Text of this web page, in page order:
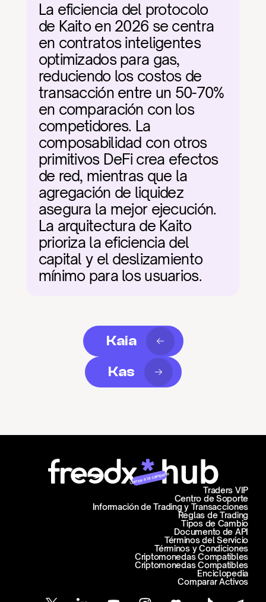
La eficiencia del protocolo
de Kaito en 2026 se centra
en contratos inteligentes
optimizados para gas,
reduciendo los costos de
transacción entre un 50-70%
en comparación con los
competidores. La
composabilidad con otros
primitivos DeFi crea efectos
de red, mientras que la
agregación de liquidez
asegura la mejor ejecución.
La arquitectura de Kaito
prioriza la eficiencia del
capital y el deslizamiento
mínimo para los usuarios.
Kaia
Kas
Unirse a la campaña
Centro de Soporte
Información de Trading y Transacciones
Traders VIP
Reglas de Trading
Tipos de Cambio
Documento de API
Términos del Servicio
Términos y Condiciones
Criptomonedas Compatibles
Criptomonedas Compatibles
Enciclopedia
Comparar Activos